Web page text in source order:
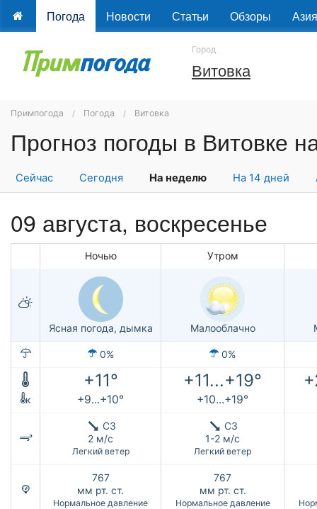
Погода Новости Статьи Обзоры Азия
Город
Витовка
Примпогода Погода Витовка
Прогноз погоды в Витовке
Сейчас Сегодня На неделю На 14 дней
09 августа, воскресенье
Ночью Утром
Ясная погода, дымка Малооблачно
0% 0%
+11° +11...+19°
к +9...+10° +10...+19°
СЗ
2 м/с
Легкий ветер
СЗ
1-2 м/с
Легкий ветер
767
мм рт. ст.
Нормальное давление
767
мм рт. ст.
Нормальное давление